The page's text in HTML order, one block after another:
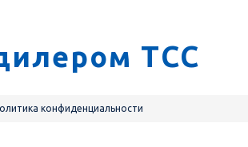
ТСС
конфиденциальности